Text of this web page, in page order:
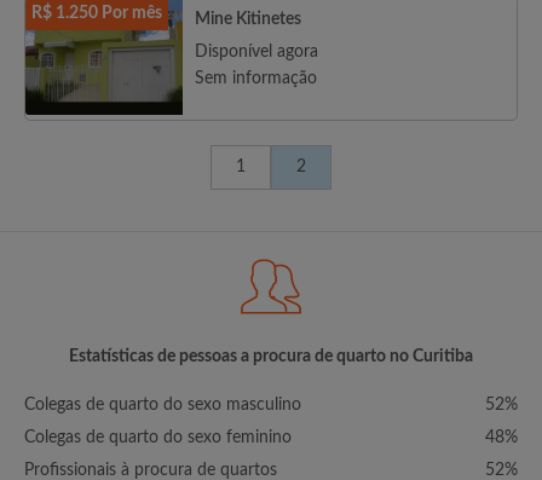
R$ 1.250 Por mês
Mine Kitinetes
Disponível agora
Sem informação
1 2
Estatísticas de pessoas a procura de quarto no Curitiba
Colegas de quarto do sexo masculino
52%
Colegas de quarto do sexo feminino
48%
Profissionais à procura de quartos
52%